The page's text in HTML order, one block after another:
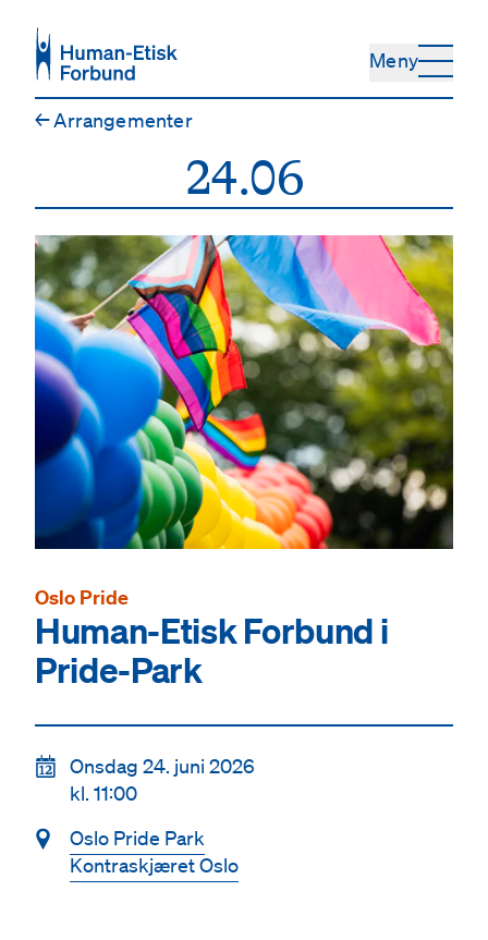
Meny
←Arrangementer
24.06
Oslo Pride
Human-Etisk Forbund i
Pride-Park
📆 Onsdag 24. juni 2026
kl. 11:00
📍
Oslo Pride Park
Kontraskjæret Oslo